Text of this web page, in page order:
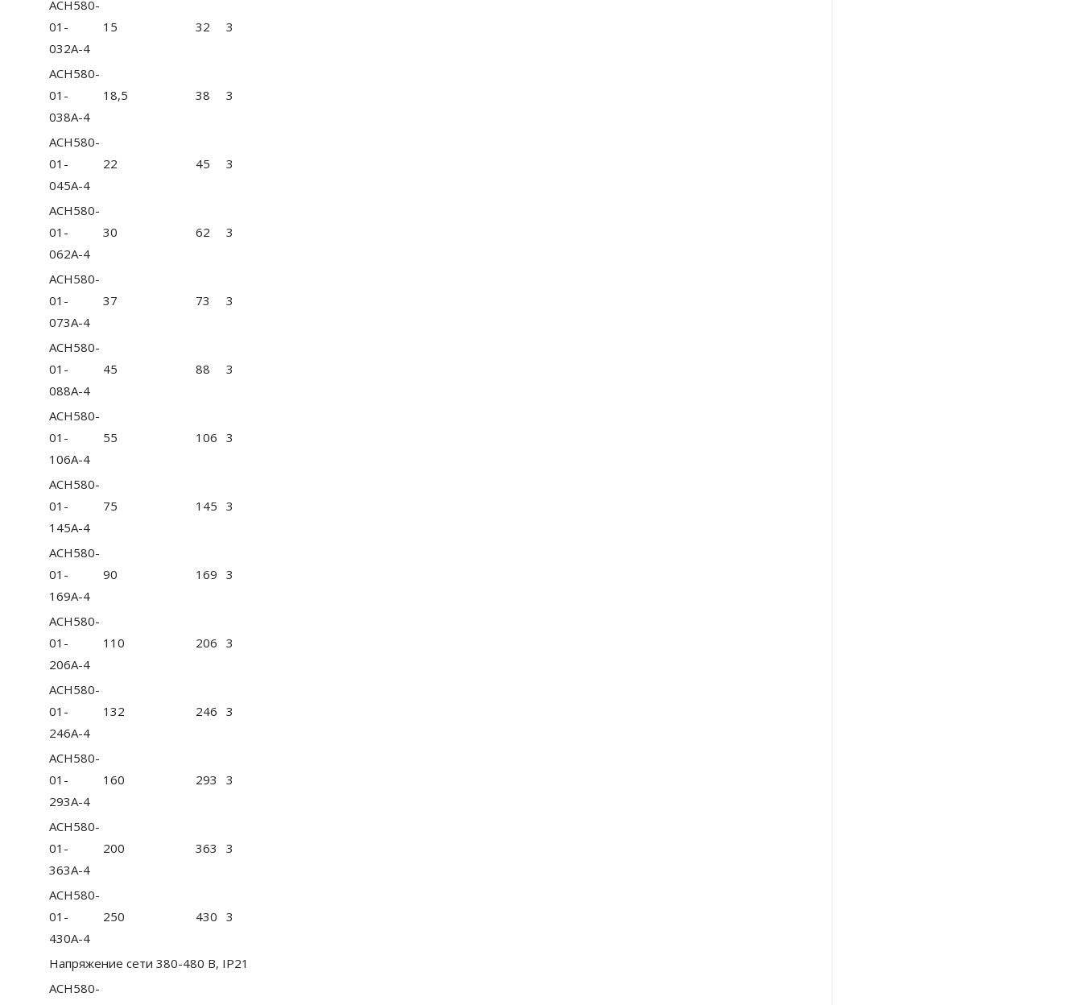
ACH580-
01-
032A-4
15 32 3
ACH580-
01-
038A-4
18,5 38 3
ACH580-
01-
045A-4
22 45 3
ACH580-
01-
062A-4
30 62 3
ACH580-
01-
073A-4
37 73 3
ACH580-
01-
088A-4
45 88 3
ACH580-
01-
106A-4
55 106 3
ACH580-
01-
145A-4
75 145 3
ACH580-
01-
169A-4
90 169 3
ACH580-
01-
206A-4
110 206 3
ACH580-
01-
246A-4
132 246 3
ACH580-
01-
293A-4
160 293 3
ACH580-
01-
363A-4
200 363 3
ACH580-
01-
430A-4
250 430 3
Напряжение сети 380-480 В, IP21
ACH580-